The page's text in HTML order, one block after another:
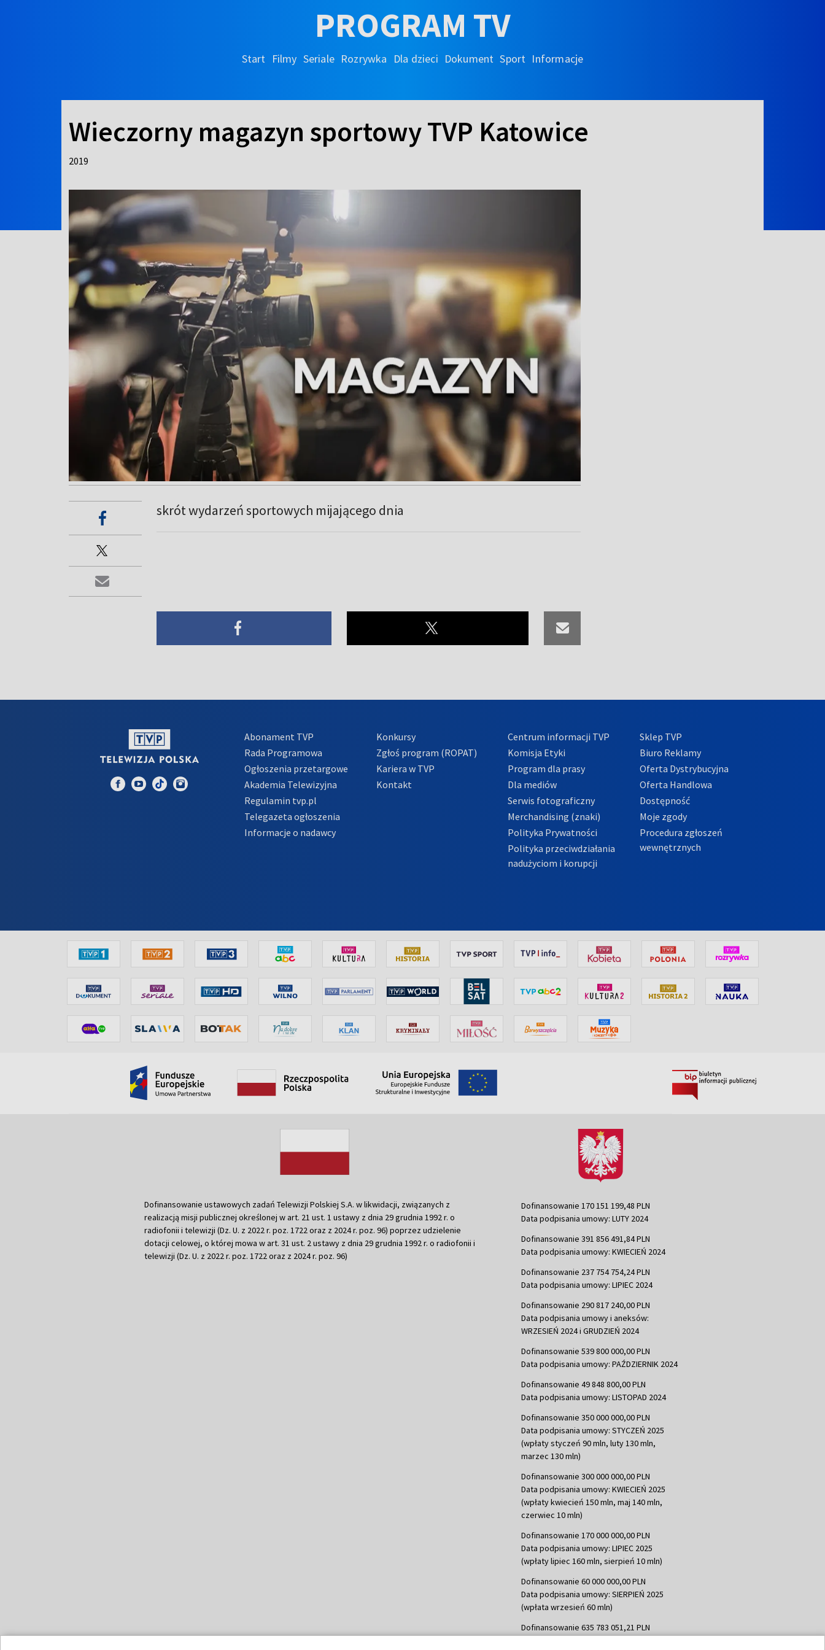
PROGRAM TV
Start Filmy Seriale Rozrywka Dla dzieci Dokument Sport Informacje
Wieczorny magazyn sportowy TVP Katowice
2019
skrót wydarzeń sportowych mijającego dnia
Abonament TVP
Rada Programowa
Ogłoszenia przetargowe
Akademia Telewizyjna
Regulamin tvp.pl
Telegazeta ogłoszenia
Informacje o nadawcy
Konkursy
Zgłoś program (ROPAT)
Kariera w TVP
Kontakt
Centrum informacji TVP
Komisja Etyki
Program dla prasy
Dla mediów
Serwis fotograficzny
Merchandising (znaki)
Polityka Prywatności
Polityka przeciwdziałania
nadużyciom i korupcji
Sklep TVP
Biuro Reklamy
Oferta Dystrybucyjna
Oferta Handlowa
Dostępność
Moje zgody
Procedura zgłoszeń
wewnętrznych
Dofinansowanie ustawowych zadań Telewizji Polskiej S.A. w likwidacji, związanych z
realizacją misji publicznej określonej w art. 21 ust. 1 ustawy z dnia 29 grudnia 1992 r. o
radiofonii i telewizji (Dz. U. z 2022 r. poz. 1722 oraz z 2024 r. poz. 96) poprzez udzielenie
dotacji celowej, o której mowa w art. 31 ust. 2 ustawy z dnia 29 grudnia 1992 r. o radiofonii i
telewizji (Dz. U. z 2022 r. poz. 1722 oraz z 2024 r. poz. 96)
Dofinansowanie 170 151 199,48 PLN
Data podpisania umowy: LUTY 2024
Dofinansowanie 391 856 491,84 PLN
Data podpisania umowy: KWIECIEŃ 2024
Dofinansowanie 237 754 754,24 PLN
Data podpisania umowy: LIPIEC 2024
Dofinansowanie 290 817 240,00 PLN
Data podpisania umowy i aneksów:
WRZESIEŃ 2024 i GRUDZIEŃ 2024
Dofinansowanie 539 800 000,00 PLN
Data podpisania umowy: PAŹDZIERNIK 2024
Dofinansowanie 49 848 800,00 PLN
Data podpisania umowy: LISTOPAD 2024
Dofinansowanie 350 000 000,00 PLN
Data podpisania umowy: STYCZEŃ 2025
(wpłaty styczeń 90 mln, luty 130 mln,
marzec 130 mln)
Dofinansowanie 300 000 000,00 PLN
Data podpisania umowy: KWIECIEŃ 2025
(wpłaty kwiecień 150 mln, maj 140 mln,
czerwiec 10 mln)
Dofinansowanie 170 000 000,00 PLN
Data podpisania umowy: LIPIEC 2025
(wpłaty lipiec 160 mln, sierpień 10 mln)
Dofinansowanie 60 000 000,00 PLN
Data podpisania umowy: SIERPIEŃ 2025
(wpłata wrzesień 60 mln)
Dofinansowanie 635 783 051,21 PLN